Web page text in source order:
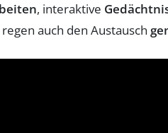
, interaktive
auch den Austausch